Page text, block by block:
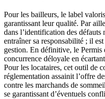
Pour les bailleurs, le label
garantissant leur qualité. Par
dans l’identification des
entraîner sa responsabilité ; il
gestion. En définitive, le
concurrence déloyale en
Pour les locataires, cet outil de
réglementation assainit l’offre
contre les marchands de
se garantissant d’éventuels